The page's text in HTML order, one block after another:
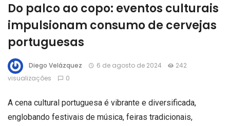
Do palco ao copo: eventos culturais
impulsionam consumo de cervejas
portuguesas
Diego Velázquez 6 de agosto de 2024
242
visualizações
0
A cena cultural portuguesa é vibrante e diversificada,
englobando festivais de música, feiras tradicionais,